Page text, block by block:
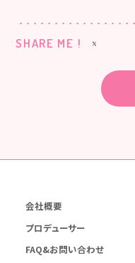
SHARE ME !
会社概要
プロデューサー
FAQ&お問い合わせ